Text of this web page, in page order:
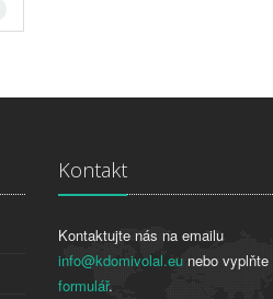
Kontakt
Kontaktujte nás na emailu
info@kdomivolal.eunebo vyplňte
formulář.